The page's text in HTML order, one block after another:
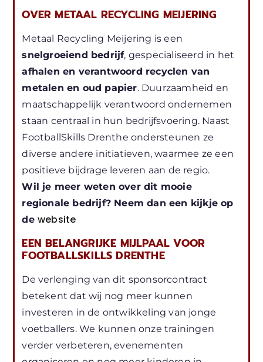
OVER METAAL RECYCLING MEIJERING
Metaal Recycling Meijering is een
snelgroeiend bedrijf, gespecialiseerd in het
afhalen en verantwoord recyclen van
metalen en oud papier. Duurzaamheid en
maatschappelijk verantwoord ondernemen
staan centraal in hun bedrijfsvoering. Naast
FootballSkills Drenthe ondersteunen ze
diverse andere initiatieven, waarmee ze een
positieve bijdrage leveren aan de regio.
Wil je meer weten over dit mooie
regionale bedrijf? Neem dan een kijkje op
dewebsite
EEN BELANGRIJKE MIJLPAAL VOOR
FOOTBALLSKILLS DRENTHE
De verlenging van dit sponsorcontract
betekent dat wij nog meer kunnen
investeren in de ontwikkeling van jonge
voetballers. We kunnen onze trainingen
verder verbeteren, evenementen